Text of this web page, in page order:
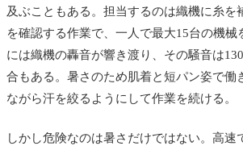
及ぶこともある。担当するのは織機に糸を
を確認する作業で、一人で最大15台の機械
には織機の轟音が響き渡り、その騒音は
合もある。暑さのため肌着と短パン姿で働
ながら汗を絞るようにして作業を続ける。
しかし危険なのは暑さだけではない。高速